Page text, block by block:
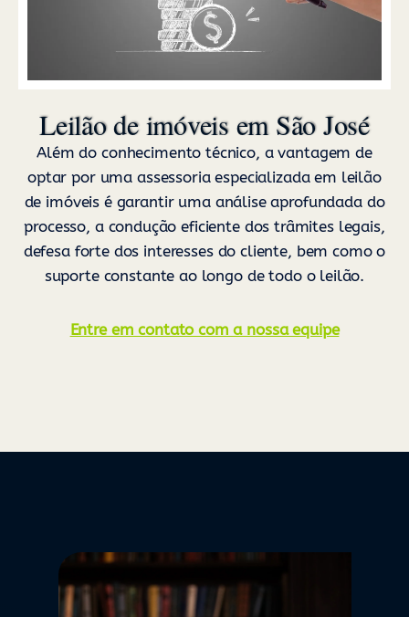
Leilão de imóveis em São José
Além do conhecimento técnico, a vantagem de
optar por uma assessoria especializada em leilão
de imóveis é garantir uma análise aprofundada do
processo, a condução eficiente dos trâmites legais,
defesa forte dos interesses do cliente, bem como o
suporte constante ao longo de todo o leilão.
Entre em contato com a nossa equipe